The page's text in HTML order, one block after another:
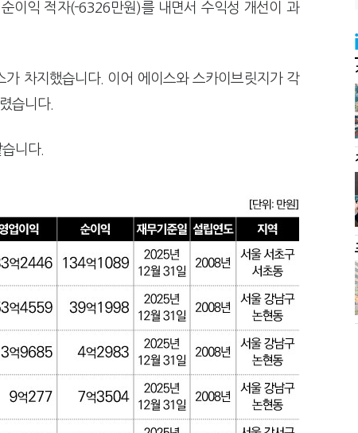
이익 적자(-6326만원)를 내면서 수익성 개선이 과
차지했습니다. 이어 에이스와 스카이브릿지가 각
습니다.
니다.